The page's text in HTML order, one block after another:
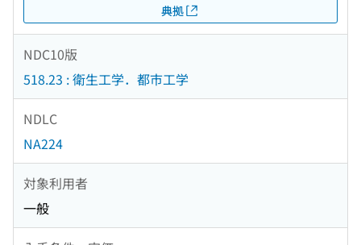
典拠
NDC10版
518.23 : 衛生工学．都市工学
NDLC
NA224
対象利用者
一般